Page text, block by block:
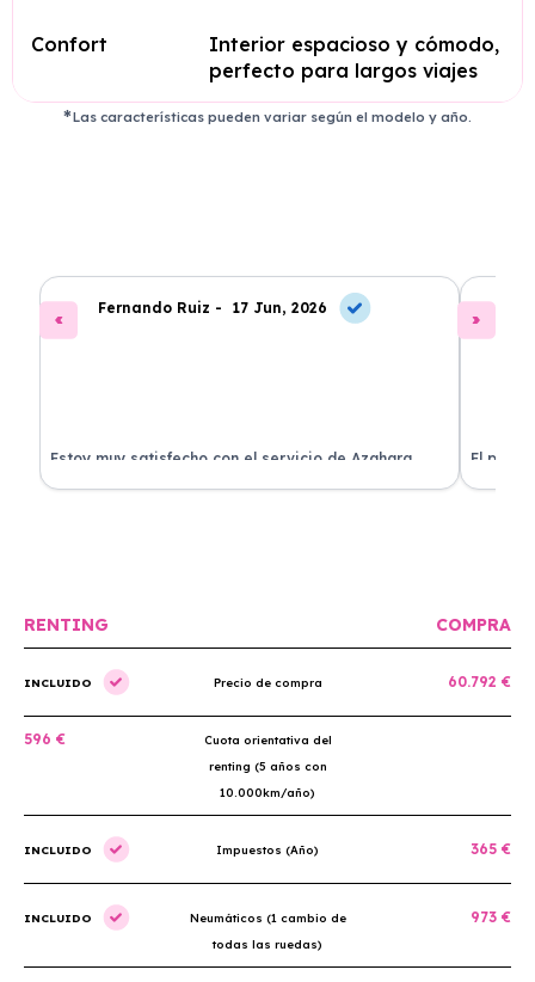
Confort
Interior espacioso y cómodo,
perfecto para largos viajes
Las características pueden variar según el modelo y año.
Fernando Ruiz - 17 Jun, 2026
Estoy muy satisfecho con el servicio de Azahara
Renting. El coche está en perfectas condiciones y el
El
llegó
RENTING COMPRA
INCLUIDO Precio de compra 60.792 €
596 €
Cuota orientativa del
renting (5 años con
10.000km/año)
INCLUIDO Impuestos (Año) 365 €
INCLUIDO
Neumáticos (1 cambio de
todas las ruedas)
973 €